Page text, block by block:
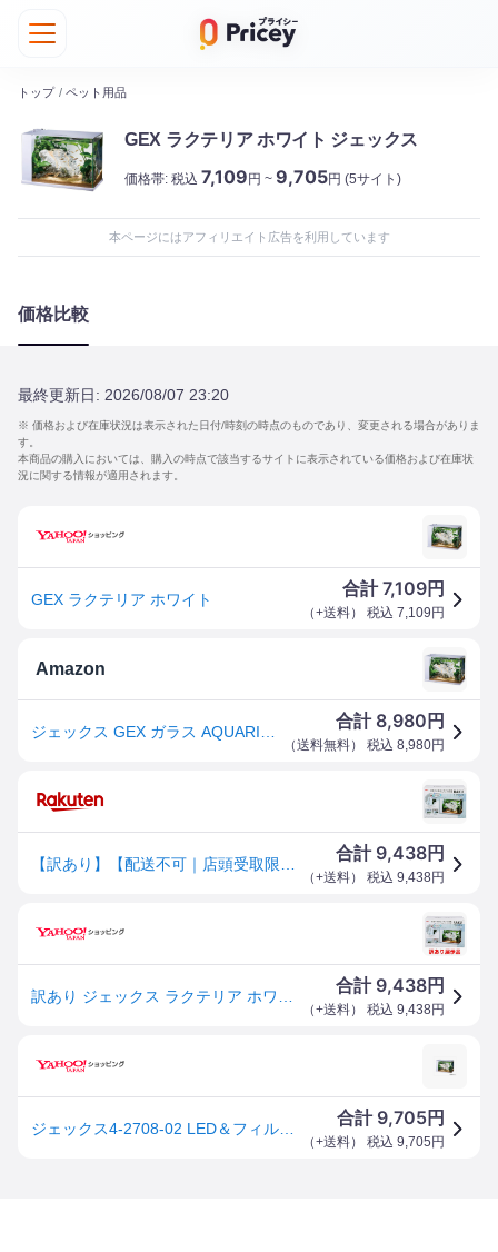
トップ / ペット用品
GEX ラクテリア ホワイト ジェックス
価格帯: 税込 7,109 円 ~ 9,705円 (5サイト)
本ページにはアフィリエイト広告を利用しています
価格比較
最終更新日: 2026/08/07 23:20
※ 価格および在庫状況は表示された日付/時刻の時点のものであり、変更される場合がありま
す。
本商品の購入においては、購入の時点で該当するサイトに表示されている価格および在庫状
況に関する情報が適用されます。
GEX ラクテリア ホワイト
合計7,109円
（+送料） 税込 7,109 円
Amazon
合計 8,980 円
（送料無料） 税込 8,980円
合計 9,438円
（+送料） 税込 9,438 円
合計 9,438円
（+送料） 税込 9,438 円
合計 9,705円
（+送料） 税込 9,705 円